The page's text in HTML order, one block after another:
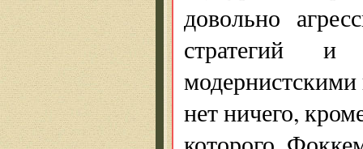
довольно
стратегий
нет ничего,